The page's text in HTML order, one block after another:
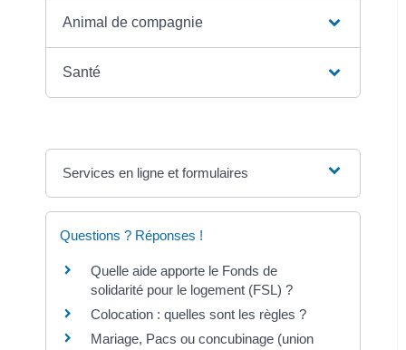
Animal de compagnie
Santé
Services en ligne et formulaires
Questions ? Réponses !
Quelle aide apporte le Fonds de
solidarité pour le logement (FSL) ?
Colocation : quelles sont les règles ?
Mariage, Pacs ou concubinage (union